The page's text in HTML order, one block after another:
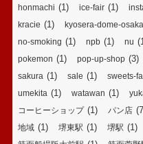
honmachi (1) ice-fair (1)
kracie (1) kyosera-dome-osaka
no-smoking (1) npb (1) nu
pokemon (1) pop-up-shop (3)
sakura (1) sale (1) sweets-
umekita (1) watawan (1)
コーヒーショップ(1) パン店
地域 (1) 堺東駅 (1) 堺駅 (1)